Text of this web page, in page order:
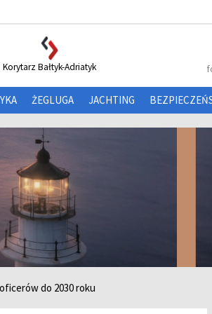
Korytarz Bałtyk-Adriatyk
ŻEGLUGA JACHTING
do 2030 roku